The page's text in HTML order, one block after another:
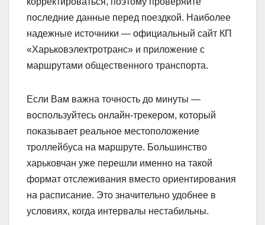
последние данные перед поездкой. Наиболее
надежные источники — официальный сайт КП
«Харьковэлектротранс» и приложение с
маршрутами общественного транспорта.
Если Вам важна точность до минуты —
воспользуйтесь онлайн-трекером, который
показывает реальное местоположение
троллейбуса на маршруте. Большинство
харьковчан уже перешли именно на такой
формат отслеживания вместо ориентирования
на расписание. Это значительно удобнее в
условиях, когда интервалы нестабильны.